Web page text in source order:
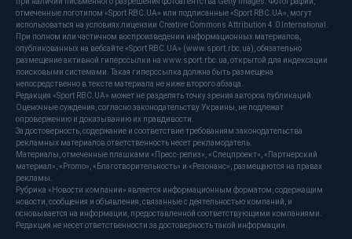
отмеченные логотипом «Sport RBC.UA» или подписанные «Sport RBC.UA», могут
использоваться на условиях лицензии Creative Commons Attribution 4.0 International.
При полном или частичном воспроизведении информационных материалов,
опубликованных на вебсайте «Sport RBC.UA» (www.sport.rbc.ua), обязательно
размещение активной гиперссылки на www.sport.rbc.ua, открытой для индексации
поисковыми системами. Такая гиперссылка должна быть размещена
непосредственно в тексте материала не ниже второго абзаца.
Редакция «Sport RBC.UA» может не разделять точку зрения авторов публикаций.
Оценочные суждения, согласно законодательству Украины, не подлежат
опровержению и доказыванию их правдивости.
За достоверность, содержание и соответствие требованиям законодательства
рекламных материалов ответственность несет рекламодатель.
Материалы, отмеченные плашками «Пресс-релиз», «Спецпроект», «Партнерский
материал», «Promo», «Благотворительность» и «Резонанс», размещаются на правах
рекламы.
Рубрика «Новости компании» является информационным форматом, содержащим
новости, сообщения и объявления, связанные с деятельностью компаний, и
основывается на информации, предоставленной соответствующими компаниями.
Редакция не несет ответственности за достоверность такой информации.